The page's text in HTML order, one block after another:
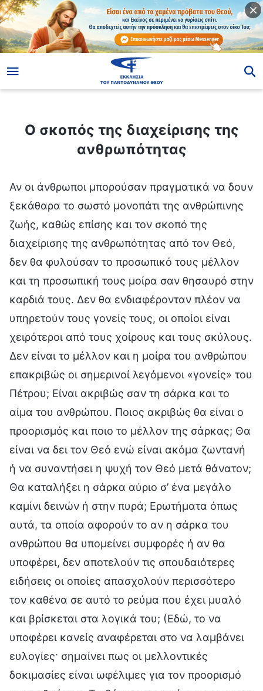
Ο σκοπός της διαχείρισης της ανθρωπότητας
Ο σκοπός της διαχείρισης της
ανθρωπότητας
Αν οι άνθρωποι μπορούσαν πραγματικά να δουν
ξεκάθαρα το σωστό μονοπάτι της ανθρώπινης
ζωής, καθώς επίσης και τον σκοπό της
διαχείρισης της ανθρωπότητας από τον Θεό,
δεν θα φυλούσαν το προσωπικό τους μέλλον
και τη προσωπική τους μοίρα σαν θησαυρό στην
καρδιά τους. Δεν θα ενδιαφέρονταν πλέον να
υπηρετούν τους γονείς τους, οι οποίοι είναι
χειρότεροι από τους χοίρους και τους σκύλους.
Δεν είναι το μέλλον και η μοίρα του ανθρώπου
επακριβώς οι σημερινοί λεγόμενοι «γονείς» του
Πέτρου; Είναι ακριβώς σαν τη σάρκα και το
αίμα του ανθρώπου. Ποιος ακριβώς θα είναι ο
προορισμός και ποιο το μέλλον της σάρκας; Θα
είναι να δει τον Θεό ενώ είναι ακόμα ζωντανή
ή να συναντήσει η ψυχή τον Θεό μετά θάνατον;
Θα καταλήξει η σάρκα αύριο σ’ ένα μεγάλο
καμίνι δεινών ή στην πυρά; Ερωτήματα όπως
αυτά, τα οποία αφορούν το αν η σάρκα του
ανθρώπου θα υπομείνει συμφορές ή αν θα
υποφέρει, δεν αποτελούν τις σπουδαιότερες
ειδήσεις οι οποίες απασχολούν περισσότερο
τον καθένα σε αυτό το ρεύμα που έχει μυαλό
και βρίσκεται στα λογικά του; (Εδώ, το να
υποφέρει κανείς αναφέρεται στο να λαμβάνει
ευλογίες· σημαίνει πως οι μελλοντικές
δοκιμασίες είναι ωφέλιμες για τον προορισμό